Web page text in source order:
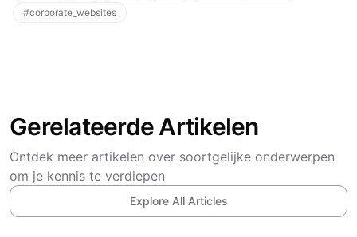
#corporate_websites
Gerelateerde Artikelen
Ontdek meer artikelen over soortgelijke onderwerpen
om je kennis te verdiepen
Explore All Articles